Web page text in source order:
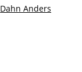
Dahn Anders